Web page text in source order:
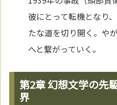
彼にとって転機となり
たな道を切り開く。や
へと繋がっていく。
第2章 幻想文学の先
界